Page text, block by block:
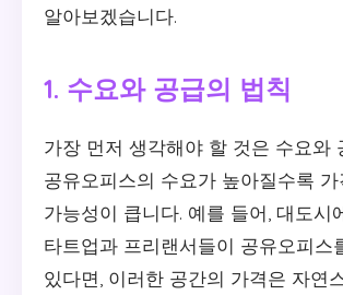
알아보겠습니다.
1. 수요와 공급의 법칙
가장 먼저 생각해야 할 것은 수요와
공유오피스의 수요가 높아질수록
가능성이 큽니다. 예를 들어, 대도시
타트업과 프리랜서들이 공유오피스
있다면, 이러한 공간의 가격은 자연